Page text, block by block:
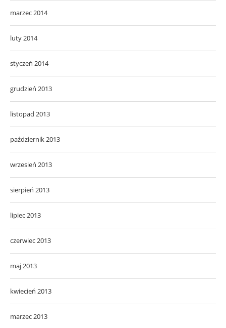
marzec 2014
luty 2014
styczeń 2014
grudzień 2013
listopad 2013
październik 2013
wrzesień 2013
sierpień 2013
lipiec 2013
czerwiec 2013
maj 2013
kwiecień 2013
marzec 2013